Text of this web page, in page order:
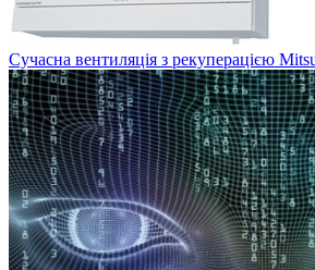
Сучасна вентиляція з рекуперацією